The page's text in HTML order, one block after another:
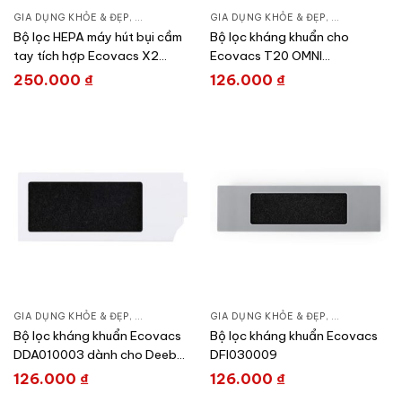
GIA DỤNG KHỎE & ĐẸP, CHĂM SÓC NHÀ CỬA, HÚT BỤI – ROBOT HÚT BỤI
Bộ lọc HEPA máy hút bụi cầm
tay tích hợp Ecovacs X2
Combo DFI010027
250.000 ₫
GIA DỤNG KHỎE & ĐẸP, CHĂM SÓC
Bộ lọc kháng khuẩn cho
Ecovacs T20 OMNI
DFI030019
126.000 ₫
GIA DỤNG KHỎE & ĐẸP, CHĂM SÓC NHÀ CỬA, HÚT BỤI – ROBOT HÚT BỤI
Bộ lọc kháng khuẩn Ecovacs
DDA010003 dành cho Deebot
X1 Series/ T10 Series
126.000 ₫
GIA DỤNG KHỎE & ĐẸP, CHĂM SÓC
Bộ lọc kháng khuẩn Ecovacs
DFI030009
126.000 ₫